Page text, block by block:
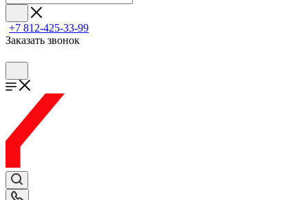
+7 812-425-33-99
Заказать звонок